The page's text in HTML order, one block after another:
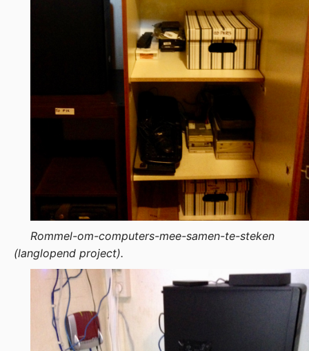
Rommel-om-computers-mee-samen-te-steken
(langlopend project).